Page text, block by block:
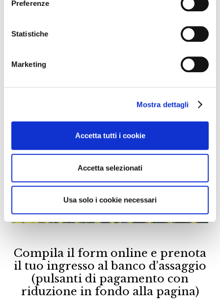
Preferenze
Statistiche
Marketing
Mostra dettagli
Accetta tutti i cookie
Accetta selezionati
Usa solo i cookie necessari
Compila il form online e prenota
il tuo ingresso al banco d’assaggio
(pulsanti di pagamento con
riduzione in fondo alla pagina)